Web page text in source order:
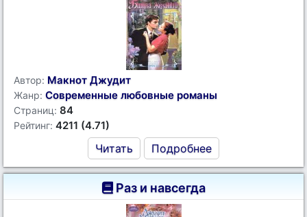
Автор: Макнот Джудит
Жанр: Современные любовные романы
Страниц: 84
Рейтинг: 4211 (4.71)
Читать Подробнее
Раз и навсегда